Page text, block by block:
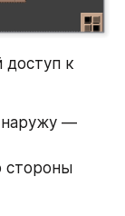
доступ к
наружу —
стороны